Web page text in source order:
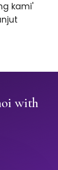
kami'
with